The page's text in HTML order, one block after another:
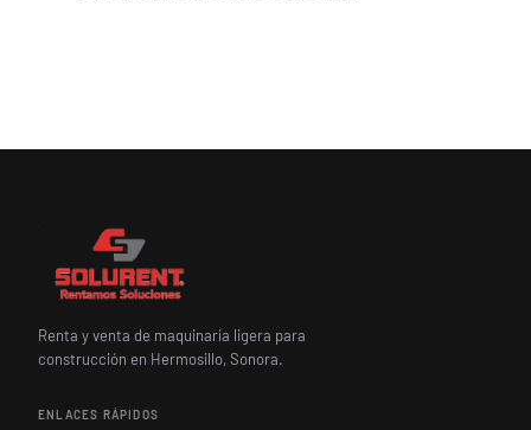
Renta y venta de maquinaria ligera para
construcción en Hermosillo, Sonora.
ENLACES RÁPIDOS